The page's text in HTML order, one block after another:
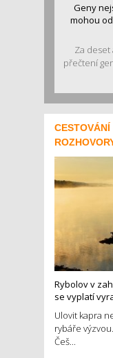
Geny
mohou
Za
přečtení
CESTOVÁNÍ
Rybolov v
se vyplatí
Ulovit kapra
rybáře
Češ...